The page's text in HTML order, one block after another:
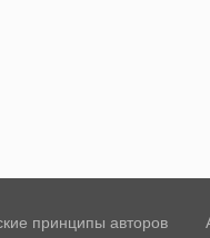
принципы авторов